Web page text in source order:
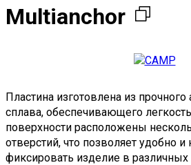
Multianchor
Пластина изготовлена из
сплава, обеспечивающего
поверхности расположены
отверстий, что позволяет удобно
фиксировать изделие в различных